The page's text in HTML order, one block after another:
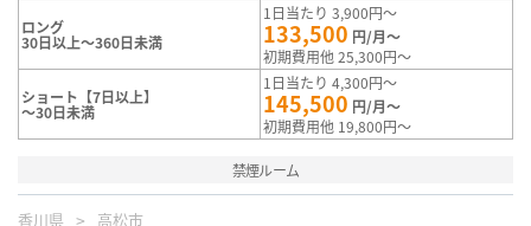
ロング
30日以上～360日未満
1日当たり 3,900円～
133,500 円/月～
初期費用他 25,300円～
ショート【7日以上】
～30日未満
1日当たり 4,300円～
145,500 円/月～
初期費用他 19,800円～
禁煙ルーム
香川県 高松市